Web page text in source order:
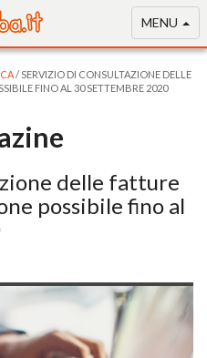
MENU
/ SERVIZIO DI CONSULTAZIONE DELLE
FINO AL 30 SETTEMBRE 2020
delle fatture
possibile fino al